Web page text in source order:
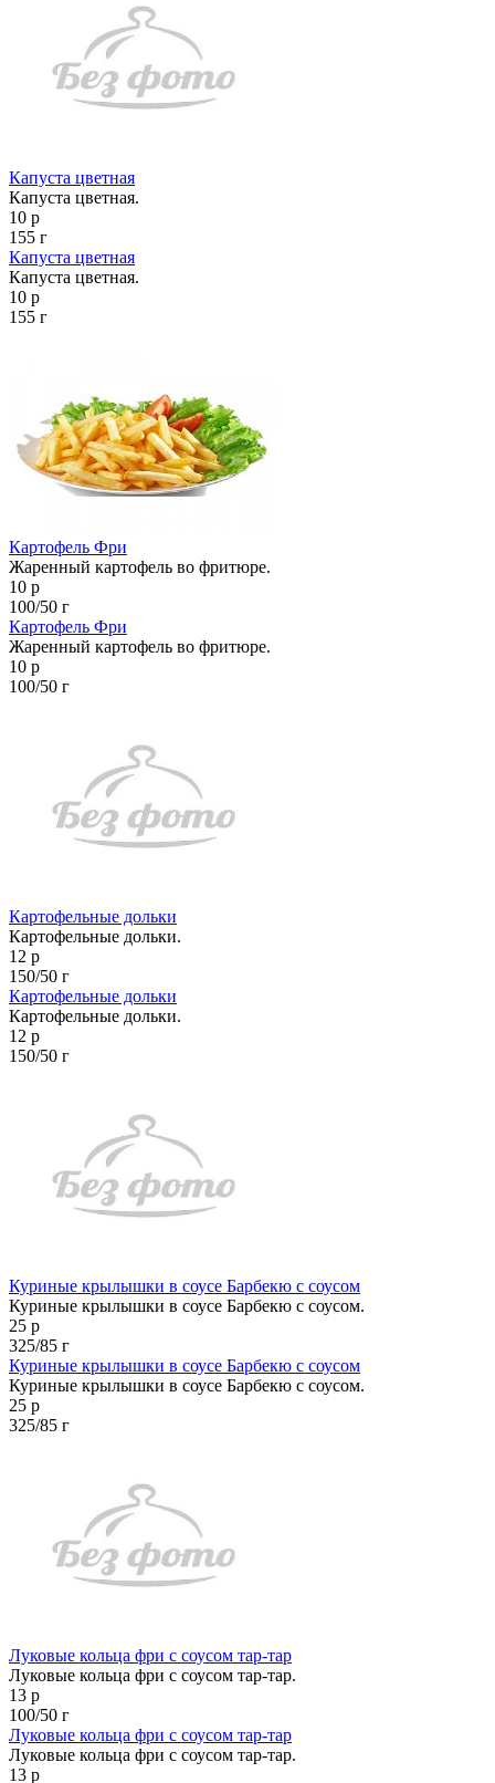
Капуста цветная
Капуста цветная.
10 р
155 г
Капуста цветная
Капуста цветная.
10 р
155 г
Картофель Фри
Жаренный картофель во фритюре.
10 р
100/50 г
Картофель Фри
Жаренный картофель во фритюре.
10 р
100/50 г
Картофельные дольки
Картофельные дольки.
12 р
150/50 г
Картофельные дольки
Картофельные дольки.
12 р
150/50 г
Куриные крылышки в соусе Барбекю с соусом
Куриные крылышки в соусе Барбекю с соусом.
25 р
325/85 г
Куриные крылышки в соусе Барбекю с соусом
Куриные крылышки в соусе Барбекю с соусом.
25 р
325/85 г
Луковые кольца фри с соусом тар-тар
Луковые кольца фри с соусом тар-тар.
13 р
100/50 г
Луковые кольца фри с соусом тар-тар
Луковые кольца фри с соусом тар-тар.
13 р